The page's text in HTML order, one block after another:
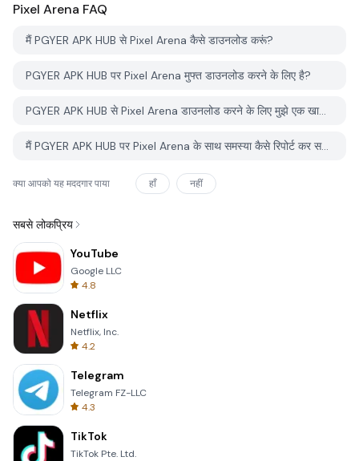
Pixel Arena FAQ
मैं PGYER APK HUB से Pixel Arena कैसे डाउनलोड करूं?
PGYER APK HUB पर Pixel Arena मुफ्त डाउनलोड करने के लिए है?
PGYER APK HUB से Pixel Arena डाउनलोड करने के लिए मुझे एक खाता चाहिए?
मैं PGYER APK HUB पर Pixel Arena के साथ समस्या कैसे रिपोर्ट कर सकता हूँ?
क्या आपको यह मददगार पाया हाँ नहीं
सबसे लोकप्रिय
YouTube
Google LLC
4.8
Netflix
Netflix, Inc.
4.2
Telegram
Telegram FZ-LLC
4.3
TikTok
TikTok Pte. Ltd.